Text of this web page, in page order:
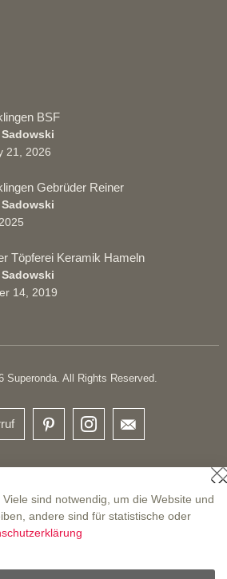
BSF
21, 2026
Gebrüder Reiner
Töpferei Keramik Hameln
14, 2019
Superonda. All Rights Reserved.
sind notwendig, um die Website und
andere sind für statistische oder